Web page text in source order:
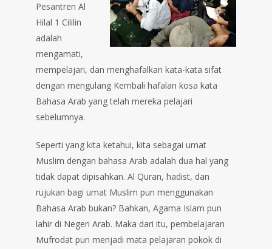
Pesantren Al
Hilal 1 Cililin
adalah
mengamati,
mempelajari, dan menghafalkan kata-kata sifat
dengan mengulang Kembali hafalan kosa kata
Bahasa Arab yang telah mereka pelajari
sebelumnya.
Seperti yang kita ketahui, kita sebagai umat
Muslim dengan bahasa Arab adalah dua hal yang
tidak dapat dipisahkan. Al Quran, hadist, dan
rujukan bagi umat Muslim pun menggunakan
Bahasa Arab bukan? Bahkan, Agama Islam pun
lahir di Negeri Arab. Maka dari itu, pembelajaran
Mufrodat pun menjadi mata pelajaran pokok di